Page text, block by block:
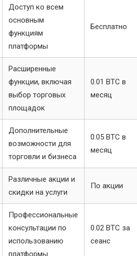
Доступ ко всем
основным
функциям
платформы
Бесплатно
Расширенные
функции, включая
выбор торговых
площадок
0.01 BTC в
месяц
Дополнительные
возможности для
торговли и бизнеса
0.05 BTC в
месяц
Различные акции и
скидки на услуги
По акции
Профессиональные
консультации по
использованию
платформы
0.02 BTC за
сеанс